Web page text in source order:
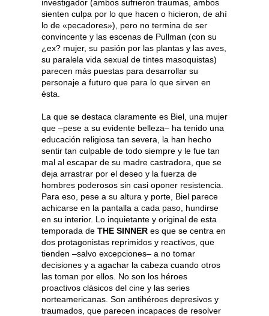
investigador (ambos sufrieron traumas, ambos
sienten culpa por lo que hacen o hicieron, de ahí
lo de «pecadores»), pero no termina de ser
convincente y las escenas de Pullman (con su
¿ex? mujer, su pasión por las plantas y las aves,
su paralela vida sexual de tintes masoquistas)
parecen más puestas para desarrollar su
personaje a futuro que para lo que sirven en
ésta.
La que se destaca claramente es Biel, una mujer
que –pese a su evidente belleza– ha tenido una
educación religiosa tan severa, la han hecho
sentir tan culpable de todo siempre y le fue tan
mal al escapar de su madre castradora, que se
deja arrastrar por el deseo y la fuerza de
hombres poderosos sin casi oponer resistencia.
Para eso, pese a su altura y porte, Biel parece
achicarse en la pantalla a cada paso, hundirse
en su interior. Lo inquietante y original de esta
temporada de THE SINNER es que se centra en
dos protagonistas reprimidos y reactivos, que
tienden –salvo excepciones– a no tomar
decisiones y a agachar la cabeza cuando otros
las toman por ellos. No son los héroes
proactivos clásicos del cine y las series
norteamericanas. Son antihéroes depresivos y
traumados, que parecen incapaces de resolver